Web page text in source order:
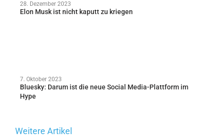
28. Dezember 2023
Elon Musk ist nicht kaputt zu kriegen
7. Oktober 2023
Bluesky: Darum ist die neue Social Media-Plattform im
Hype
Weitere Artikel